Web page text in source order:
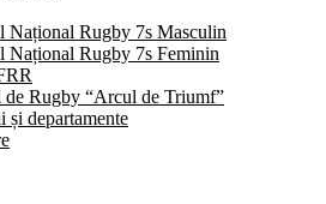
Național Rugby 7s Masculin
Național Rugby 7s Feminin
de Rugby “Arcul de Triumf”
și departamente